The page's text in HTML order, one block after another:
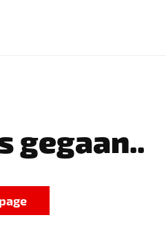
gegaan..